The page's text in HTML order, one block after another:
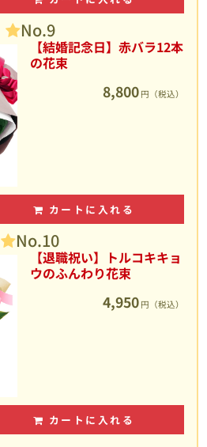
No.9
【結婚記念日】赤バラ12本
の花束
8,800 円（税込）
カートに入れる
No.10
【退職祝い】トルコキキョ
ウのふんわり花束
4,950 円（税込）
カートに入れる